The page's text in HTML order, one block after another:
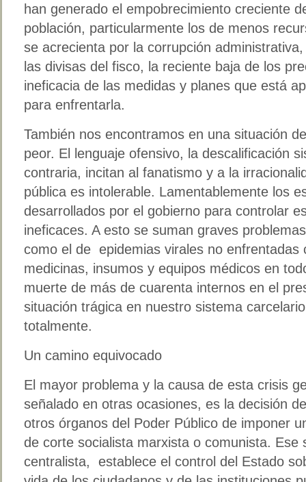
han generado el empobrecimiento creciente
población, particularmente los de menos
se acrecienta por la corrupción
las divisas del fisco, la reciente baja de los
ineficacia de las medidas y planes que está
para enfrentarla.
También nos encontramos en una situación
peor. El lenguaje ofensivo, la descalificación
contraria, incitan al fanatismo y a la
pública es intolerable. Lamentablemente los
desarrollados por el gobierno para controlar
ineficaces. A esto se suman graves
como el de epidemias virales no enfrentadas
medicinas, insumos y equipos médicos en
muerte de más de cuarenta internos en el
situación trágica en nuestro sistema
totalmente.
Un camino equivocado
El mayor problema y la causa de esta crisis
señalado en otras ocasiones, es la decisión
otros órganos del Poder Público de imponer
de corte socialista marxista o comunista. Ese
centralista, establece el control del Estado